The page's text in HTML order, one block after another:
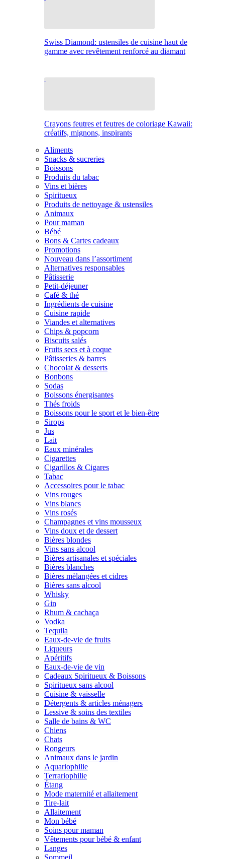
Swiss Diamond: ustensiles de cuisine haut de
gamme avec revêtement renforcé au diamant
Crayons feutres et feutres de coloriage Kawaii:
créatifs, mignons, inspirants
Aliments
Snacks & sucreries
Boissons
Produits du tabac
Vins et bières
Spiritueux
Produits de nettoyage & ustensiles
Animaux
Pour maman
Bébé
Bons & Cartes cadeaux
Promotions
Nouveau dans l’assortiment
Alternatives responsables
Pâtisserie
Petit-déjeuner
Café & thé
Ingrédients de cuisine
Cuisine rapide
Viandes et alternatives
Chips & popcorn
Biscuits salés
Fruits secs et à coque
Pâtisseries & barres
Chocolat & desserts
Bonbons
Sodas
Boissons énergisantes
Thés froids
Boissons pour le sport et le bien-être
Sirops
Jus
Lait
Eaux minérales
Cigarettes
Cigarillos & Cigares
Tabac
Accessoires pour le tabac
Vins rouges
Vins blancs
Vins rosés
Champagnes et vins mousseux
Vins doux et de dessert
Bières blondes
Vins sans alcool
Bières artisanales et spéciales
Bières blanches
Bières mèlangées et cidres
Bières sans alcool
Whisky
Gin
Rhum & cachaça
Vodka
Tequila
Eaux-de-vie de fruits
Liqueurs
Apéritifs
Eaux-de-vie de vin
Cadeaux Spiritueux & Boissons
Spiritueux sans alcool
Cuisine & vaisselle
Détergents & articles ménagers
Lessive & soins des textiles
Salle de bains & WC
Chiens
Chats
Rongeurs
Animaux dans le jardin
Aquariophilie
Terrariophilie
Étang
Mode maternité et allaitement
Tire-lait
Allaitement
Mon bébé
Soins pour maman
Vêtements pour bébé & enfant
Langes
Sommeil